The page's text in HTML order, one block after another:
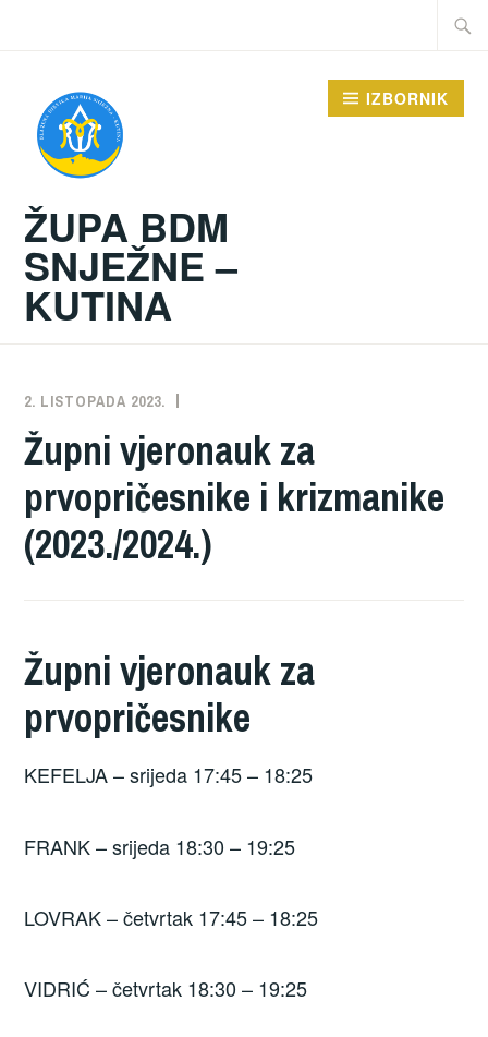
Traži:
ŽUPA BDM
SNJEŽNE –
KUTINA
IZBORNIK
2. LISTOPADA 2023.
Župni vjeronauk za
prvopričesnike i krizmanike
(2023./2024.)
Župni vjeronauk za
prvopričesnike
KEFELJA – srijeda 17:45 – 18:25
FRANK – srijeda 18:30 – 19:25
LOVRAK – četvrtak 17:45 – 18:25
VIDRIĆ – četvrtak 18:30 – 19:25